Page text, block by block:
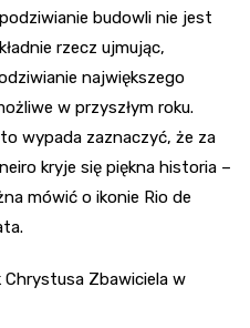
budowli nie jest
rzecz ujmując,
największego
w przyszłym roku.
wypada zaznaczyć, że za
kryje się piękna historia –
mówić o ikonie Rio de
Chrystusa Zbawiciela w